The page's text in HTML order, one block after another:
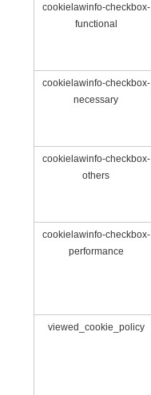
cookielawinfo-checkbox-
functional
cookielawinfo-checkbox-
necessary
cookielawinfo-checkbox-
others
cookielawinfo-checkbox-
performance
viewed_cookie_policy